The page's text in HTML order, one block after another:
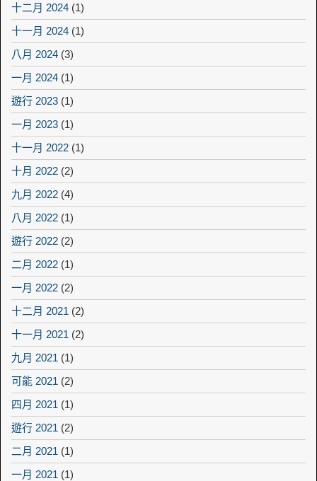
十二月 2024 (1)
十一月 2024 (1)
八月 2024 (3)
一月 2024 (1)
遊行 2023 (1)
一月 2023 (1)
十一月 2022 (1)
十月 2022 (2)
九月 2022 (4)
八月 2022 (1)
遊行 2022 (2)
二月 2022 (1)
一月 2022 (2)
十二月 2021 (2)
十一月 2021 (2)
九月 2021 (1)
可能 2021 (2)
四月 2021 (1)
遊行 2021 (2)
二月 2021 (1)
一月 2021 (1)